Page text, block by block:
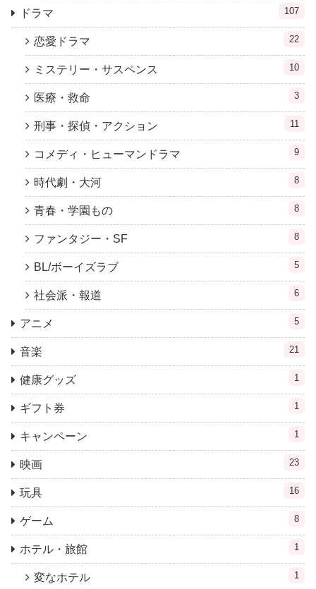
ドラマ 107
恋愛ドラマ 22
ミステリー・サスペンス 10
医療・救命 3
刑事・探偵・アクション 11
コメディ・ヒューマンドラマ 9
時代劇・大河 8
青春・学園もの 8
ファンタジー・SF 8
BL/ボーイズラブ 5
社会派・報道 6
アニメ 5
音楽 21
健康グッズ 1
ギフト券 1
キャンペーン 1
映画 23
玩具 16
ゲーム 8
ホテル・旅館 1
変なホテル 1